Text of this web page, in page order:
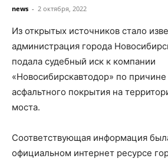
news - 2 октября, 2022
Из открытых источников стало
администрация города
подала судебный иск к компании
«Новосибирскавтодор» по
асфальтного покрытия на
моста.
Соответствующая информация
официальном интернет ресурсе